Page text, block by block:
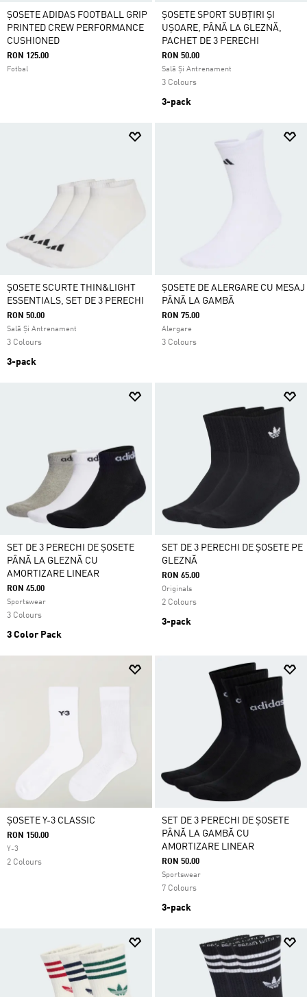
ȘOSETE ADIDAS FOOTBALL GRIP
PRINTED CREW PERFORMANCE
CUSHIONED
RON 125.00
Fotbal
ȘOSETE SPORT SUBȚIRI ȘI
UȘOARE, PÂNĂ LA GLEZNĂ,
PACHET DE 3 PERECHI
RON 50.00
Sală Și Antrenament
3 Colours
3-pack
ȘOSETE SCURTE THIN&LIGHT
ESSENTIALS, SET DE 3 PERECHI
RON 50.00
Sală Și Antrenament
3 Colours
3-pack
ȘOSETE DE ALERGARE CU MESAJ
PÂNĂ LA GAMBĂ
RON 75.00
Alergare
3 Colours
SET DE 3 PERECHI DE ȘOSETE
PÂNĂ LA GLEZNĂ CU
AMORTIZARE LINEAR
RON 45.00
Sportswear
3 Colours
3 Color Pack
SET DE 3 PERECHI DE ȘOSETE PE
GLEZNĂ
RON 65.00
Originals
2 Colours
3-pack
ȘOSETE Y-3 CLASSIC
RON 150.00
Y-3
2 Colours
SET DE 3 PERECHI DE ȘOSETE
PÂNĂ LA GAMBĂ CU
AMORTIZARE LINEAR
RON 50.00
Sportswear
7 Colours
3-pack